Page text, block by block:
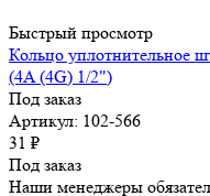
Быстрый просмотр
Кольцо уплотнительное
(4A (4G) 1/2")
Под заказ
Артикул: 102-566
31 ₽
Под заказ
Наши менеджеры